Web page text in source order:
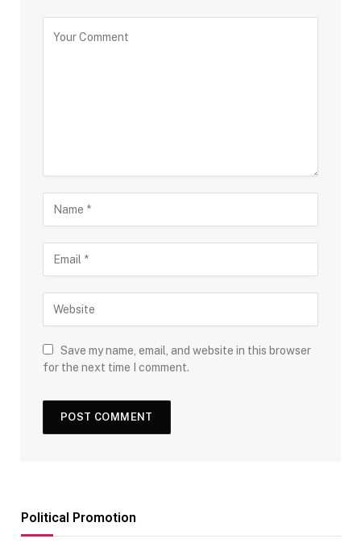
Save my name, email, and website in this browser
for the next time I comment.
Political Promotion